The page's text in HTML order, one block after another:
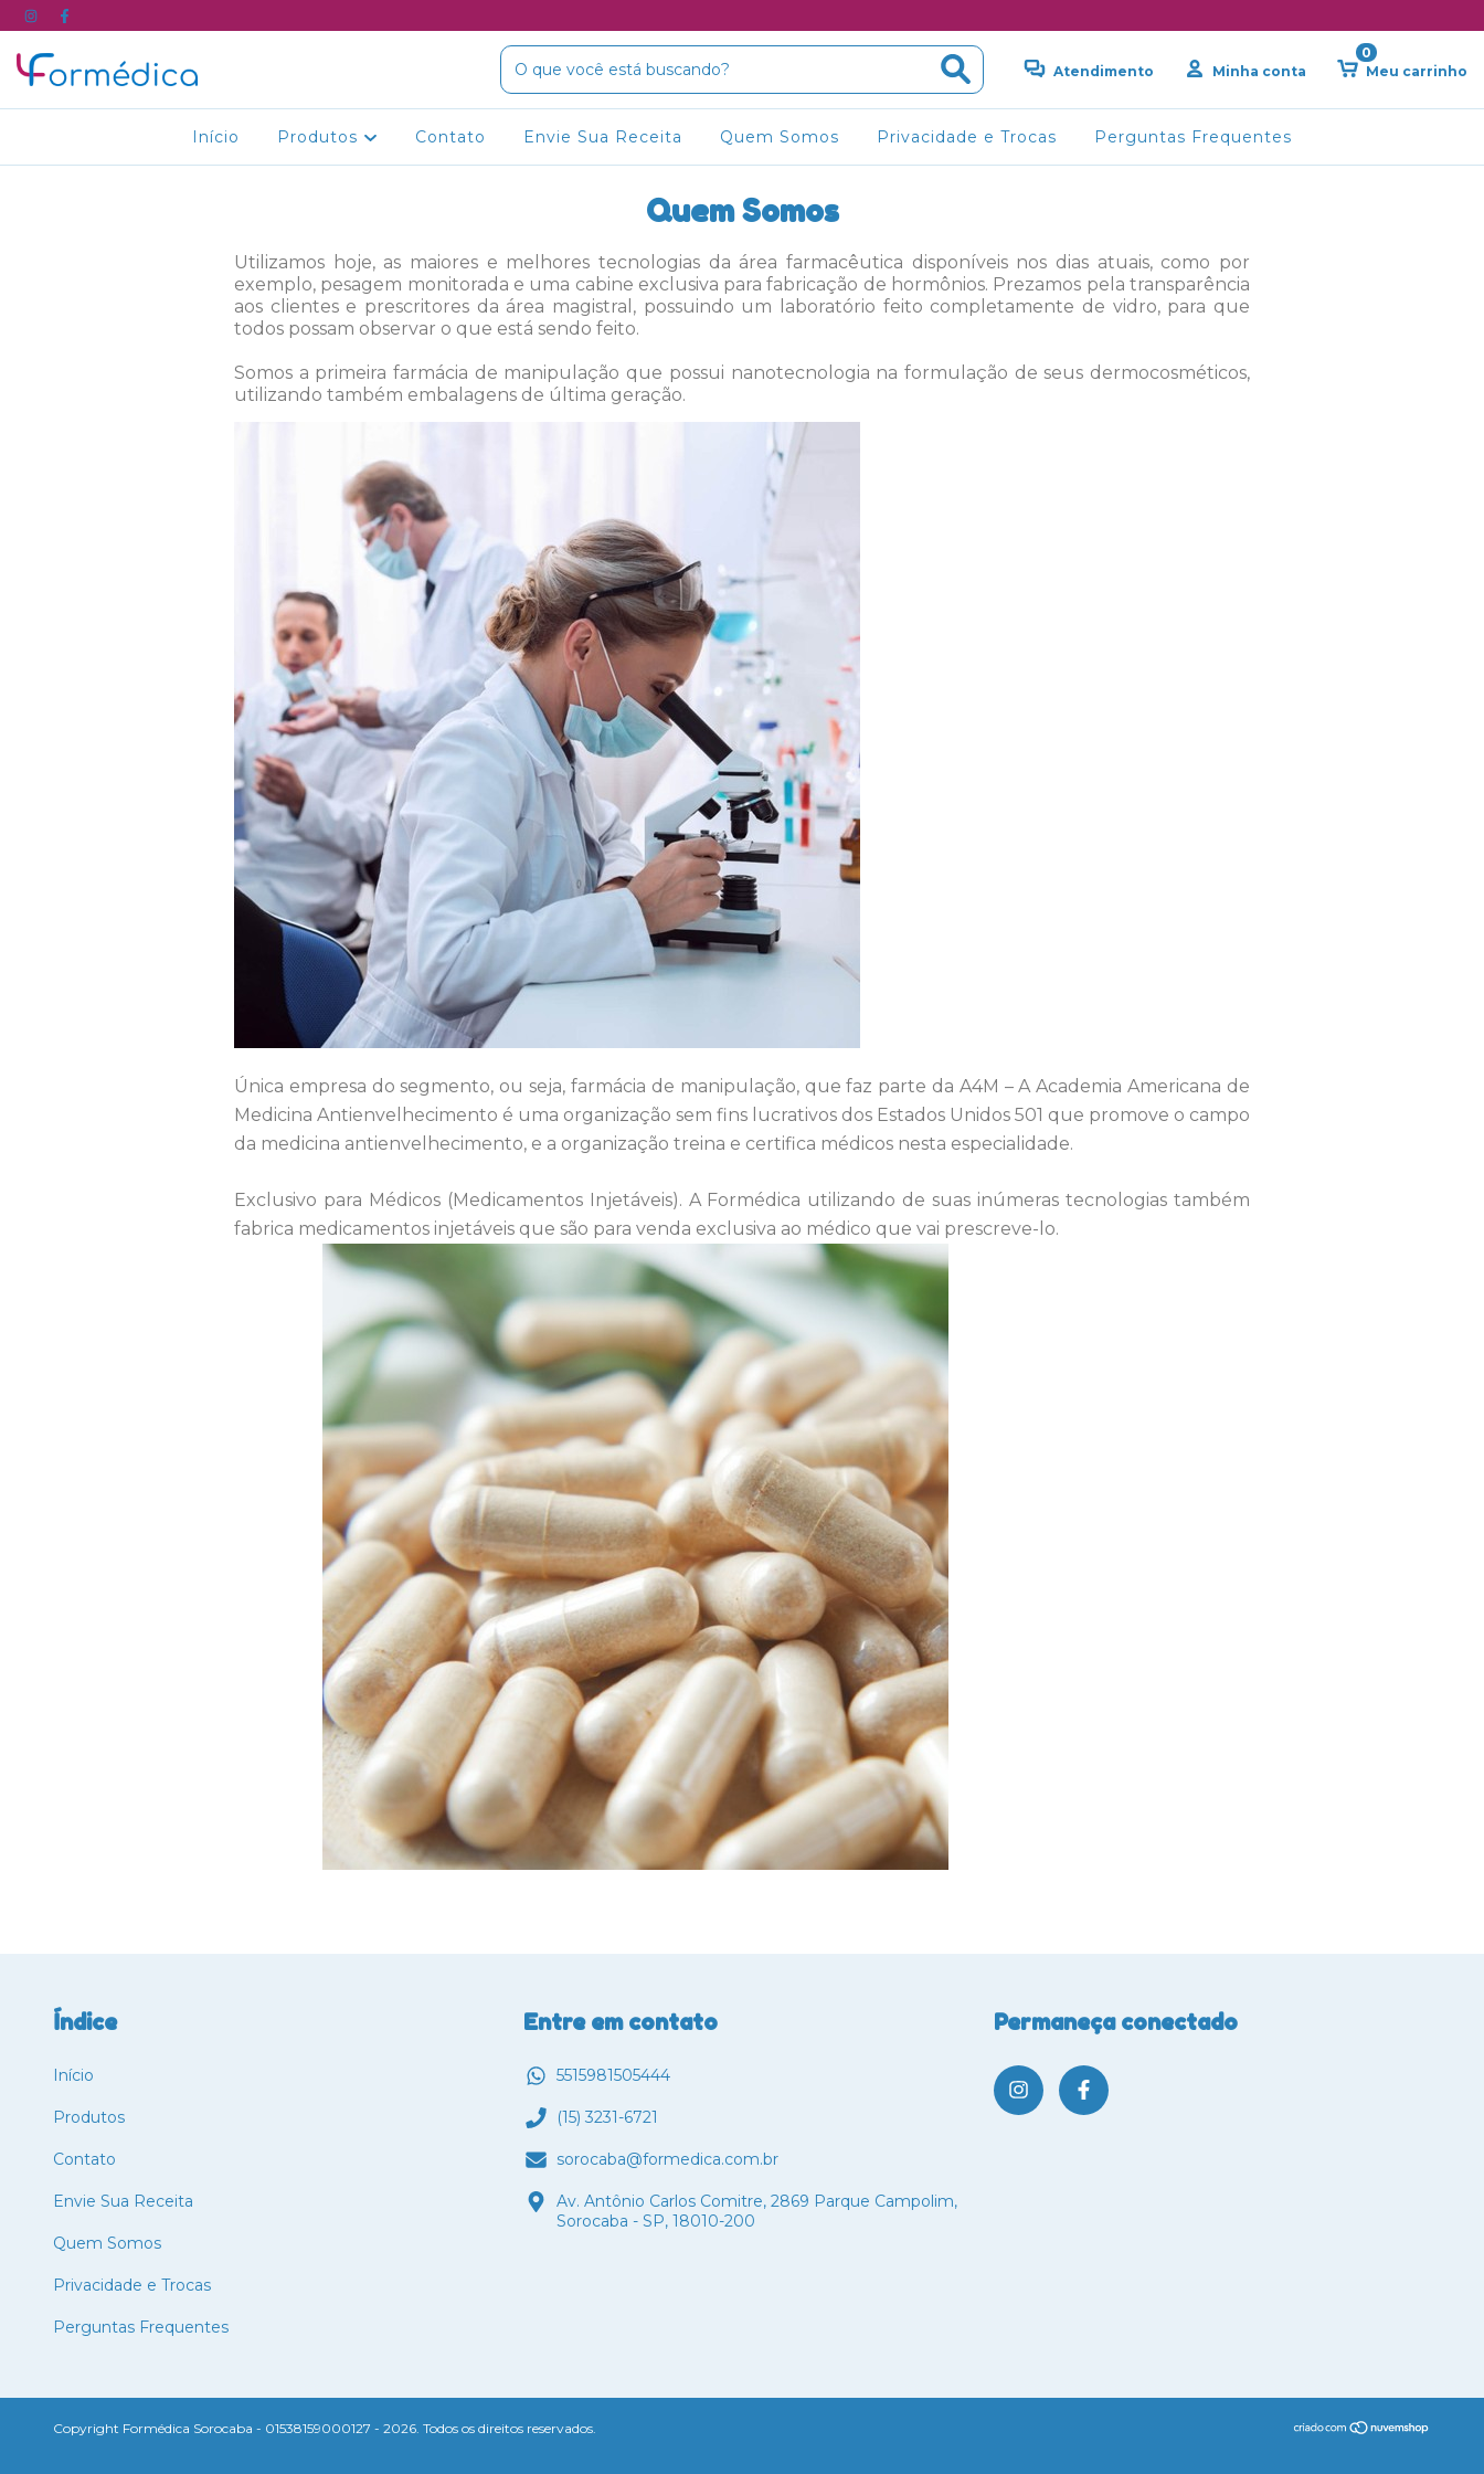
Atendimento Minha conta Meu carrinho
0
Início Produtos Contato Envie Sua Receita Quem Somos Privacidade e Trocas Perguntas Frequentes
Quem Somos
Utilizamos hoje, as maiores e melhores tecnologias da área farmacêutica disponíveis nos dias atuais, como por
exemplo, pesagem monitorada e uma cabine exclusiva para fabricação de hormônios. Prezamos pela transparência
aos clientes e prescritores da área magistral, possuindo um laboratório feito completamente de vidro, para que
todos possam observar o que está sendo feito.
Somos a primeira farmácia de manipulação que possui nanotecnologia na formulação de seus dermocosméticos,
utilizando também embalagens de última geração.
Única empresa do segmento, ou seja, farmácia de manipulação, que faz parte da A4M – A Academia Americana de
Medicina Antienvelhecimento é uma organização sem fins lucrativos dos Estados Unidos 501 que promove o campo
da medicina antienvelhecimento, e a organização treina e certifica médicos nesta especialidade.
Exclusivo para Médicos (Medicamentos Injetáveis). A Formédica utilizando de suas inúmeras tecnologias também
fabrica medicamentos injetáveis que são para venda exclusiva ao médico que vai prescreve-lo.
Índice
Início
Produtos
Contato
Envie Sua Receita
Quem Somos
Privacidade e Trocas
Perguntas Frequentes
Entre em contato
5515981505444
(15) 3231-6721
sorocaba@formedica.com.br
Av. Antônio Carlos Comitre, 2869 Parque Campolim,
Sorocaba - SP, 18010-200
Permaneça conectado
Copyright Formédica Sorocaba - 01538159000127 - 2026. Todos os direitos reservados.